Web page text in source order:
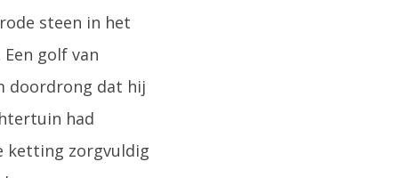
steen in het
golf van
doordrong dat hij
had
ketting zorgvuldig